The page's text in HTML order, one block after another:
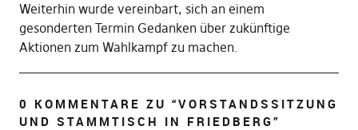
Weiterhin wurde vereinbart, sich an einem
gesonderten Termin Gedanken über zukünftige
Aktionen zum Wahlkampf zu machen.
0 KOMMENTARE ZU “VORSTANDSSITZUNG
UND STAMMTISCH IN FRIEDBERG”